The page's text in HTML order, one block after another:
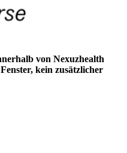
von Nexuzhealth
kein zusätzlicher